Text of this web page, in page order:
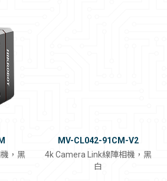
，黑
MV-CL042-91CM-V2
4k Camera Link線陣相機，黑
白